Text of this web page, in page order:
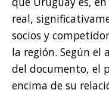
real,
socios y
la región. Según el
del documento, el
encima de su